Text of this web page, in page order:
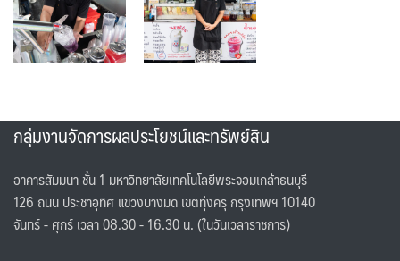
กลุ่มงานจัดการผลประโยชน์และทรัพย์สิน
อาคารสัมมนา ชั้น 1 มหาวิทยาลัยเทคโนโลยีพระจอมเกล้าธนบุรี
126 ถนน ประชาอุทิศ แขวงบางมด เขตทุ่งครุ กรุงเทพฯ 10140
จันทร์ - ศุกร์ เวลา 08.30 - 16.30 น. (ในวันเวลาราชการ)